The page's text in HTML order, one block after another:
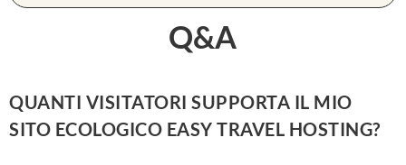
Q&A
QUANTI VISITATORI SUPPORTA IL MIO
SITO ECOLOGICO EASY TRAVEL HOSTING?